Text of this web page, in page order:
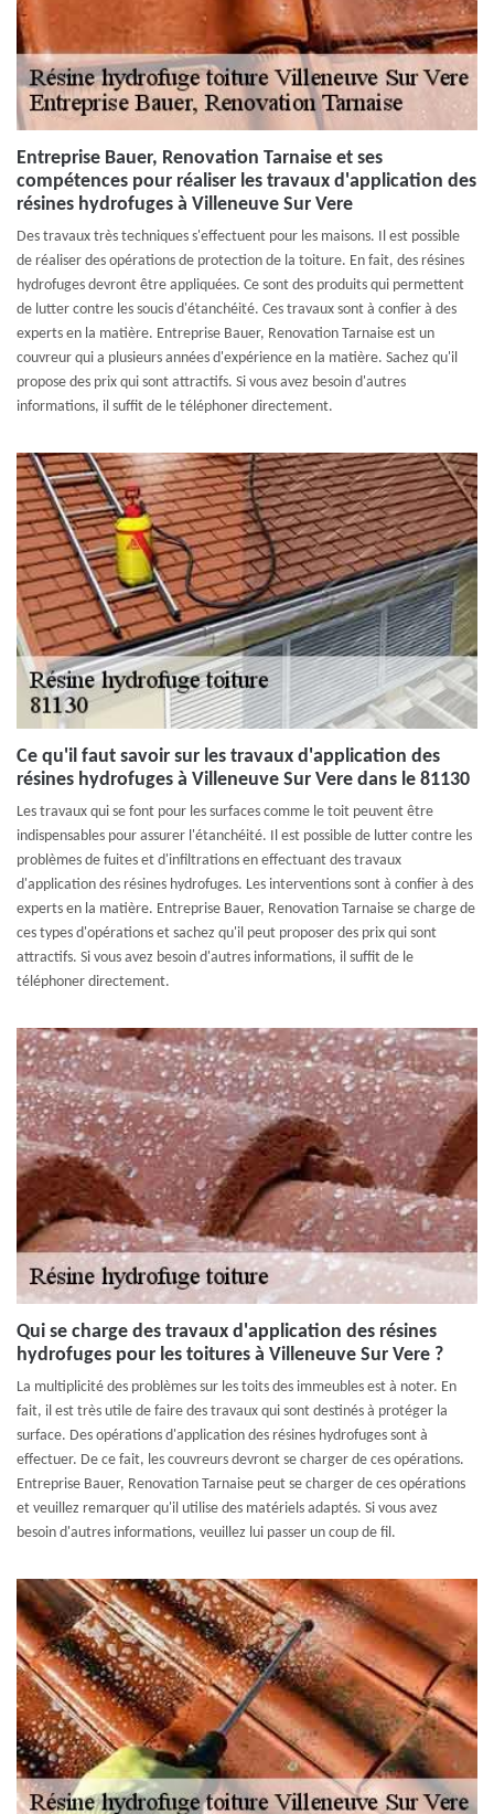
Entreprise Bauer, Renovation Tarnaise et ses
compétences pour réaliser les travaux d'application des
résines hydrofuges à Villeneuve Sur Vere
Des travaux très techniques s'effectuent pour les maisons. Il est possible
de réaliser des opérations de protection de la toiture. En fait, des résines
hydrofuges devront être appliquées. Ce sont des produits qui permettent
de lutter contre les soucis d'étanchéité. Ces travaux sont à confier à des
experts en la matière. Entreprise Bauer, Renovation Tarnaise est un
couvreur qui a plusieurs années d'expérience en la matière. Sachez qu'il
propose des prix qui sont attractifs. Si vous avez besoin d'autres
informations, il suffit de le téléphoner directement.
Ce qu'il faut savoir sur les travaux d'application des
résines hydrofuges à Villeneuve Sur Vere dans le 81130
Les travaux qui se font pour les surfaces comme le toit peuvent être
indispensables pour assurer l'étanchéité. Il est possible de lutter contre les
problèmes de fuites et d'infiltrations en effectuant des travaux
d'application des résines hydrofuges. Les interventions sont à confier à des
experts en la matière. Entreprise Bauer, Renovation Tarnaise se charge de
ces types d'opérations et sachez qu'il peut proposer des prix qui sont
attractifs. Si vous avez besoin d'autres informations, il suffit de le
téléphoner directement.
Qui se charge des travaux d'application des résines
hydrofuges pour les toitures à Villeneuve Sur Vere ?
La multiplicité des problèmes sur les toits des immeubles est à noter. En
fait, il est très utile de faire des travaux qui sont destinés à protéger la
surface. Des opérations d'application des résines hydrofuges sont à
effectuer. De ce fait, les couvreurs devront se charger de ces opérations.
Entreprise Bauer, Renovation Tarnaise peut se charger de ces opérations
et veuillez remarquer qu'il utilise des matériels adaptés. Si vous avez
besoin d'autres informations, veuillez lui passer un coup de fil.